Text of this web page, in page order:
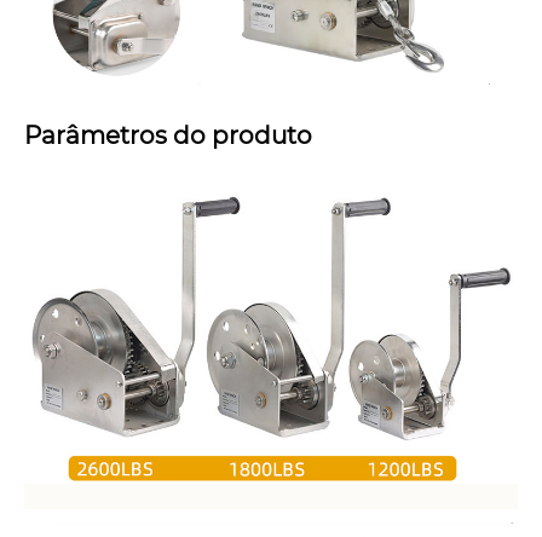
Parâmetros do produto